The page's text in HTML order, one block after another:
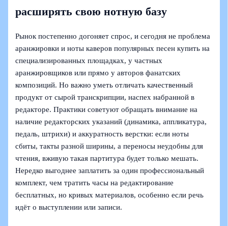
расширять свою нотную базу
Рынок постепенно догоняет спрос, и сегодня не проблема
аранжировки и ноты каверов популярных песен купить на
специализированных площадках, у частных
аранжировщиков или прямо у авторов фанатских
композиций. Но важно уметь отличать качественный
продукт от сырой транскрипции, наспех набранной в
редакторе. Практики советуют обращать внимание на
наличие редакторских указаний (динамика, аппликатура,
педаль, штрихи) и аккуратность верстки: если ноты
сбиты, такты разной ширины, а переносы неудобны для
чтения, вживую такая партитура будет только мешать.
Нередко выгоднее заплатить за один профессиональный
комплект, чем тратить часы на редактирование
бесплатных, но кривых материалов, особенно если речь
идёт о выступлении или записи.